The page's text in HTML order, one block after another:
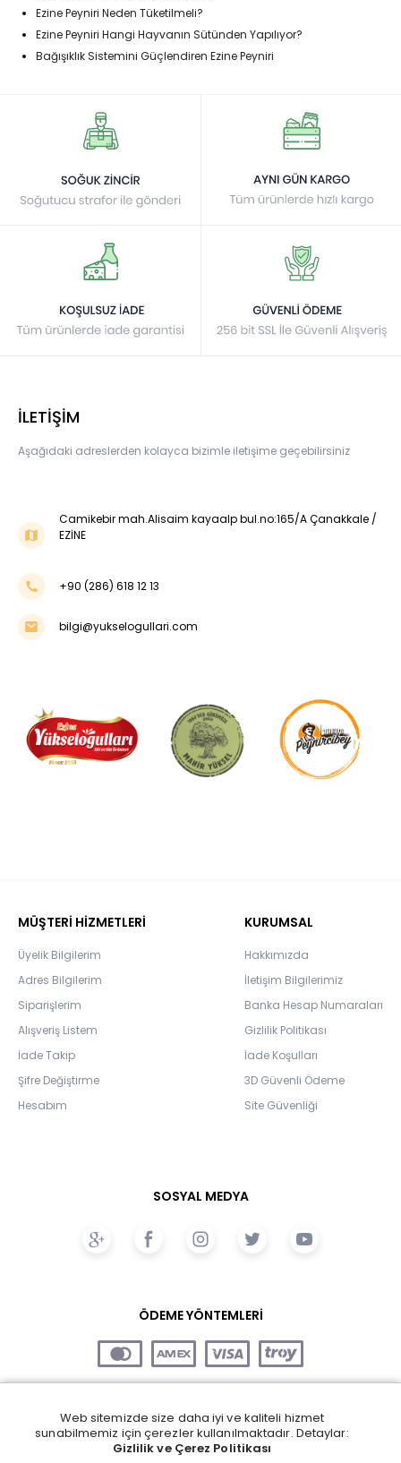
Ezine Peyniri Neden Tüketilmeli?
Ezine Peyniri Hangi Hayvanın Sütünden Yapılıyor?
Bağışıklık Sistemini Güçlendiren Ezine Peyniri
İLETİŞİM
Aşağıdaki adreslerden kolayca bizimle iletişime geçebilirsiniz
Camikebir mah.Alisaim kayaalp bul.no:165/A Çanakkale /
EZİNE
+90 (286) 618 12 13
bilgi@yukselogullari.com
MÜŞTERİ HİZMETLERİ
Üyelik Bilgilerim
Adres Bilgilerim
Siparişlerim
Alışveriş Listem
İade Takip
Şifre Değiştirme
Hesabım
KURUMSAL
Hakkımızda
İletişim Bilgilerimiz
Banka Hesap Numaraları
Gizlilik Politikası
İade Koşulları
3D Güvenli Ödeme
Site Güvenliği
SOSYAL MEDYA
ÖDEME YÖNTEMLERİ
Web sitemizde size daha iyi ve kaliteli hizmet
sunabilmemiz için çerezler kullanılmaktadır. Detaylar:
Gizlilik ve Çerez Politikası